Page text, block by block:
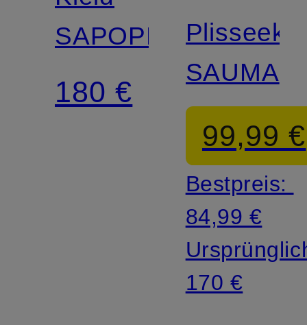
SAPOPPY
180 €
SAUMA
99,99 €
Bestpreis:
84,99 €
170 €